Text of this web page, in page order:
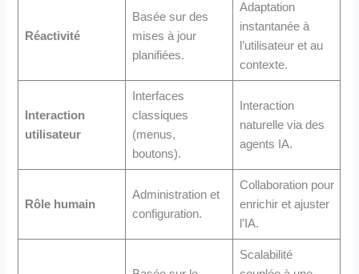
Réactivité
Basée sur des
mises à jour
planifiées.
Adaptation
instantanée à
l’utilisateur et au
contexte.
Interaction
utilisateur
Interfaces
classiques
(menus,
boutons).
Interaction
naturelle via des
agents IA.
Rôle humain
Administration et
configuration.
Collaboration pour
enrichir et ajuster
l’IA.
Scalabilité